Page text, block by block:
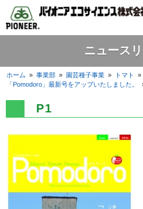
ニュース
ホーム »事業部 »園芸種子事業 » トマト
「Pomodoro」最新号をアップいたしました。
P1